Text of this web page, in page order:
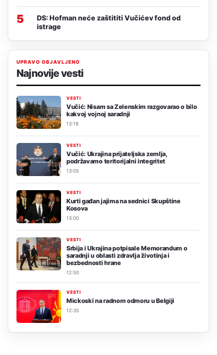
5
DS: Hofman neće zaštititi Vučićev fond od
istrage
UPRAVO OBJAVLJENO
Najnovije vesti
VESTI
Vučić: Nisam sa Zelenskim razgovarao o bilo
kakvoj vojnoj saradnji
13:18
VESTI
Vučić: Ukrajina prijateljska zemlja,
podržavamo teritorijalni integritet
13:05
VESTI
Kurti gađan jajima na sednici Skupštine
Kosova
13:00
VESTI
Srbija i Ukrajina potpisale Memorandum o
saradnji u oblasti zdravlja životinja i
bezbednosti hrane
12:50
VESTI
Mickoski na radnom odmoru u Belgiji
12:35